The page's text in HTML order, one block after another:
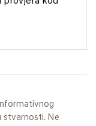
stvarnosti. Ne